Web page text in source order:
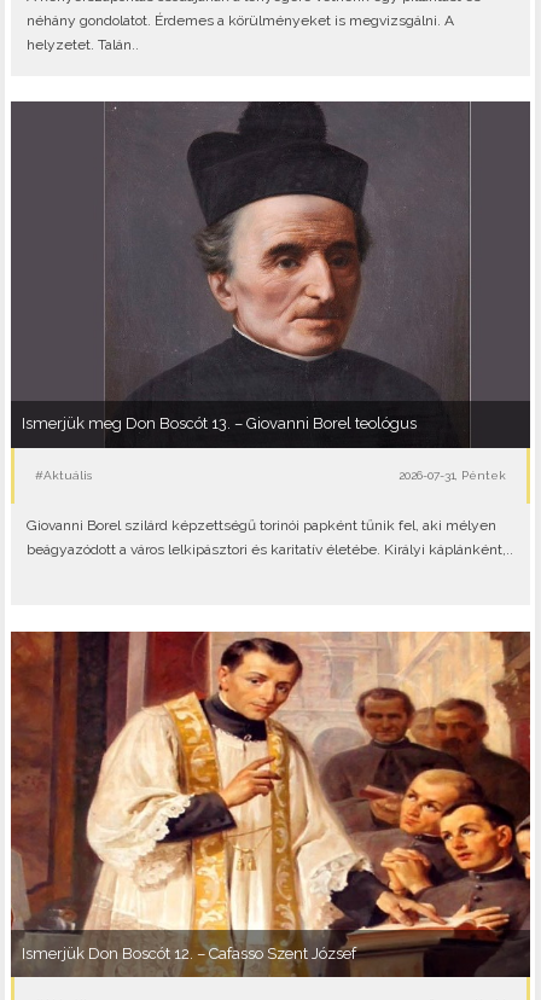
néhány gondolatot. Érdemes a körülményeket is megvizsgálni. A
helyzetet. Talán..
Ismerjük meg Don Boscót 13. – Giovanni Borel teológus
#Aktuális 2026-07-31, Péntek
Giovanni Borel szilárd képzettségű torinói papként tűnik fel, aki mélyen
beágyazódott a város lelkipásztori és karitatív életébe. Királyi káplánként,..
Ismerjük Don Boscót 12. – Cafasso Szent József